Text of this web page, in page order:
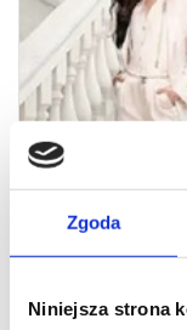
Zgoda
Niniejsza strona